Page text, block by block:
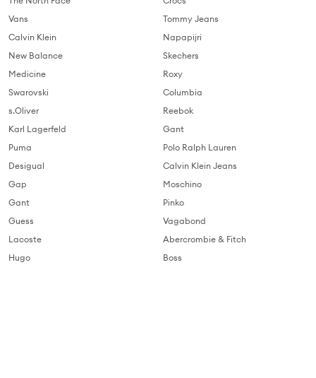
Vans
Calvin Klein
New Balance
Medicine
Swarovski
s.Oliver
Karl Lagerfeld
Puma
Desigual
Gap
Gant
Guess
Lacoste
Hugo
Tommy Jeans
Napapijri
Skechers
Roxy
Columbia
Reebok
Gant
Polo Ralph Lauren
Calvin Klein Jeans
Moschino
Pinko
Vagabond
Abercrombie & Fitch
Boss